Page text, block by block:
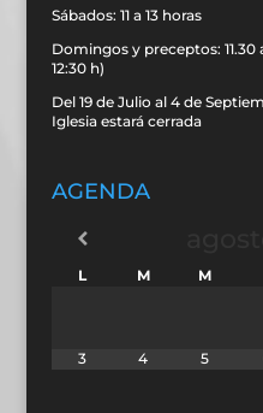
Sábados: 11 a 13 horas
Domingos y preceptos: 11.30
12:30 h)
Del 19 de Julio al 4 de
Iglesia estará cerrada
AGENDA
L M M
3 4 5